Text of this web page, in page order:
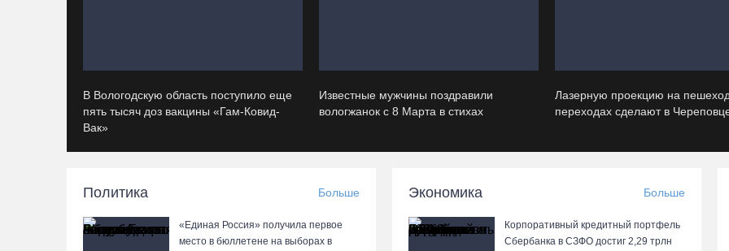
В Вологодскую область поступило еще
пять тысяч доз вакцины «Гам-Ковид-
Вак»
Известные мужчины поздравили
вологжанок с 8 Марта в стихах
Лазерную проекцию на
переходах сделают в
Политика Больше
«Единая Россия» получила первое
место в бюллетене на выборах в
Экономика Больше
Корпоративный кредитный портфель
Сбербанка в СЗФО достиг 2,29 трлн